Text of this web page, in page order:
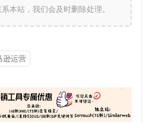
本站，我们会及时删除处理。
逊运营